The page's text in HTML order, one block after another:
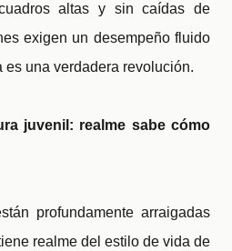
altas y sin caídas de
exigen un desempeño fluido
es una verdadera revolución.
juvenil: realme sabe cómo
profundamente arraigadas
realme del estilo de vida de